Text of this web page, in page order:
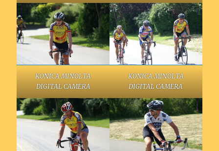
KONICA MINOLTA
DIGITAL CAMERA
KONICA MINOLTA
DIGITAL CAMERA